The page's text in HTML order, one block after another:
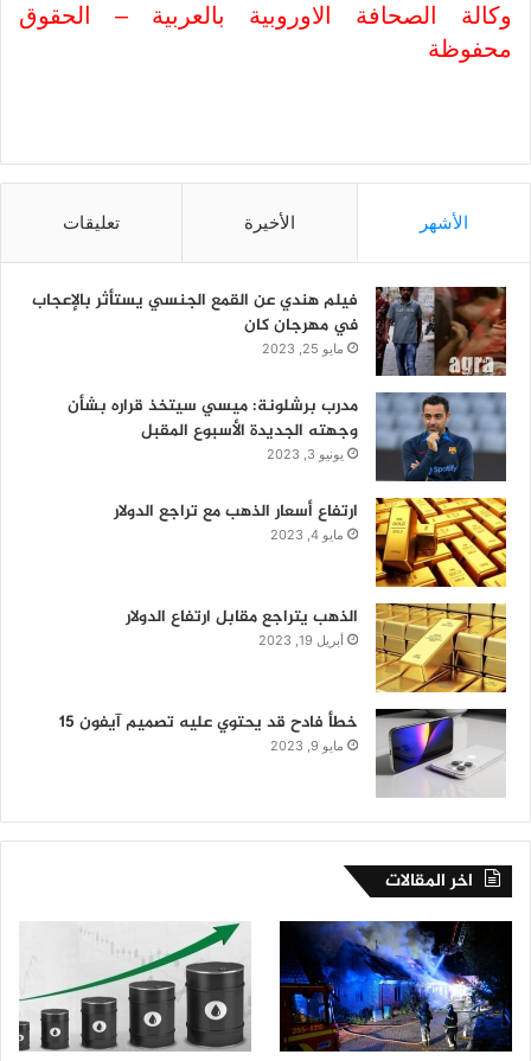
وكالة الصحافة الاوروبية بالعربية – الحقوق
محفوظة
الأشهر الأخيرة تعليقات
فيلم هندي عن القمع الجنسي يستأثر بالإعجاب
في مهرجان كان
مايو 25, 2023
مدرب برشلونة: ميسي سيتخذ قراره بشأن
وجهته الجديدة الأسبوع المقبل
يونيو 3, 2023
ارتفاع أسعار الذهب مع تراجع الدولار
مايو 4, 2023
الذهب يتراجع مقابل ارتفاع الدولار
أبريل 19, 2023
خطأ فادح قد يحتوي عليه تصميم آيفون 15
مايو 9, 2023
اخر المقالات